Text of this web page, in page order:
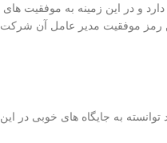
است که حدود 10 سال در زمینه فروش فعالیت دارد و در این زمینه به موفقیت های
رمز موفقیت مدیر عامل آن شرکت
به دلیل کیفیت بالا در تولید توانسته به جایگاه های خوبی در این